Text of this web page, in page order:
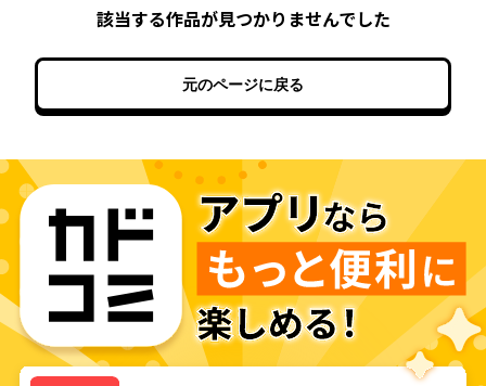
該当する作品が見つかりませんでした
元のページに戻る